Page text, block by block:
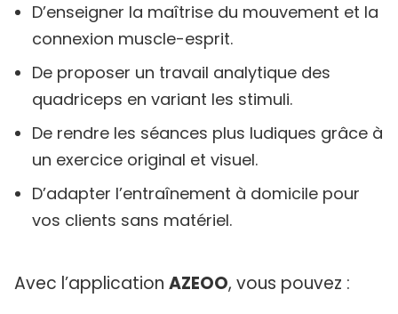
D’enseigner la maîtrise du mouvement et la
connexion muscle-esprit.
De proposer un travail analytique des
quadriceps en variant les stimuli.
De rendre les séances plus ludiques grâce à
un exercice original et visuel.
D’adapter l’entraînement à domicile pour
vos clients sans matériel.
Avec l’application AZEOO, vous pouvez :